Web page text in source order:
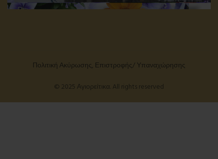
Πολιτική Ακύρωσης, Επιστροφής/ Υπαναχώρησης
© 2025 Αγιορείτικα. All rights reserved